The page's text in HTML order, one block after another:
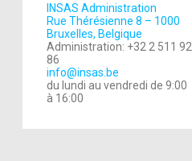
INSAS Administration
Rue Thérésienne 8 – 1000
Bruxelles, Belgique
Administration: +32 2 511 92
86
info@insas.be
du lundi au vendredi de 9:00
à 16:00